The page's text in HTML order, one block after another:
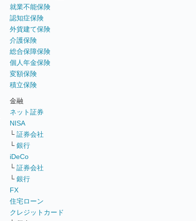
就業不能保険
認知症保険
外貨建て保険
介護保険
総合保障保険
個人年金保険
変額保険
積立保険
金融
ネット証券
NISA
└ 証券会社
└ 銀行
iDeCo
└ 証券会社
└ 銀行
FX
住宅ローン
クレジットカード